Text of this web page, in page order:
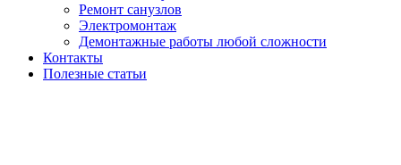
Ремонт санузлов
Электромонтаж
Демонтажные работы любой сложности
Контакты
Полезные статьи